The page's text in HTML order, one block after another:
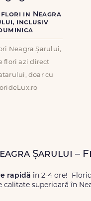
flori in Neagra
inclusiv
Neagra Șarului,
flori azi direct
doar cu
Șarului –
rapidă în 2-4 ore!
calitate superioară în